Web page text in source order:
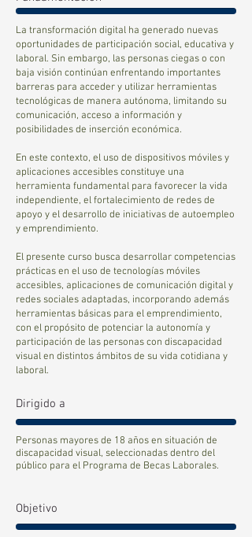
La transformación digital ha generado nuevas
oportunidades de participación social, educativa y
laboral. Sin embargo, las personas ciegas o con
baja visión continúan enfrentando importantes
barreras para acceder y utilizar herramientas
tecnológicas de manera autónoma, limitando su
comunicación, acceso a información y
posibilidades de inserción económica.
En este contexto, el uso de dispositivos móviles y
aplicaciones accesibles constituye una
herramienta fundamental para favorecer la vida
independiente, el fortalecimiento de redes de
apoyo y el desarrollo de iniciativas de autoempleo
y emprendimiento.
El presente curso busca desarrollar competencias
prácticas en el uso de tecnologías móviles
accesibles, aplicaciones de comunicación digital y
redes sociales adaptadas, incorporando además
herramientas básicas para el emprendimiento,
con el propósito de potenciar la autonomía y
participación de las personas con discapacidad
visual en distintos ámbitos de su vida cotidiana y
laboral.
Dirigido a
Personas mayores de 18 años en situación de
discapacidad visual, seleccionadas dentro del
público para el Programa de Becas Laborales.
Objetivo